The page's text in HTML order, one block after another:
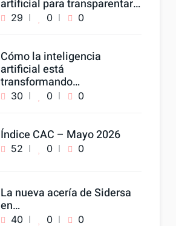
artificial para transparentar…
29 0 0
Cómo la inteligencia
artificial está
transformando…
30 0 0
Índice CAC – Mayo 2026
52 0 0
La nueva acería de Sidersa
en…
40 0 0